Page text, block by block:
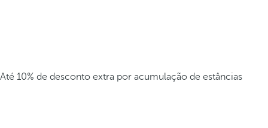
Até 10% de desconto extra por acumulação de estâncias